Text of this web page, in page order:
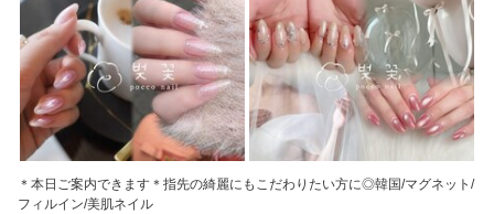
＊本日ご案内できます＊指先の綺麗にもこだわりたい方に◎韓国/マグネット/
フィルイン/美肌ネイル